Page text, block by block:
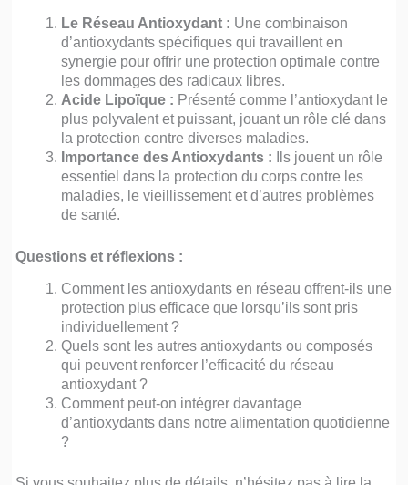
Le Réseau Antioxydant : Une combinaison
d’antioxydants spécifiques qui travaillent en
synergie pour offrir une protection optimale contre
les dommages des radicaux libres.
Acide Lipoïque : Présenté comme l’antioxydant le
plus polyvalent et puissant, jouant un rôle clé dans
la protection contre diverses maladies.
Importance des Antioxydants : Ils jouent un rôle
essentiel dans la protection du corps contre les
maladies, le vieillissement et d’autres problèmes
de santé.
Questions et réflexions :
Comment les antioxydants en réseau offrent-ils une
protection plus efficace que lorsqu’ils sont pris
individuellement ?
Quels sont les autres antioxydants ou composés
qui peuvent renforcer l’efficacité du réseau
antioxydant ?
Comment peut-on intégrer davantage
d’antioxydants dans notre alimentation quotidienne
?